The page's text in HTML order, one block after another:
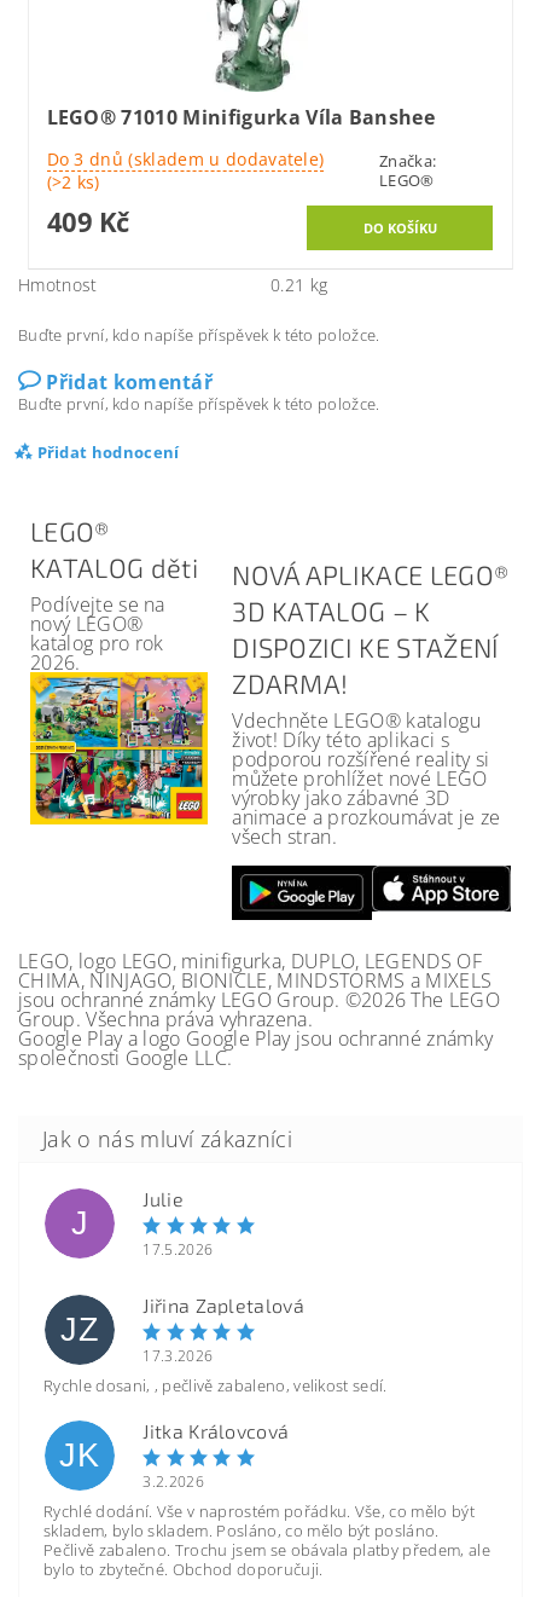
LEGO® 71010 Minifigurka Víla Banshee
Do 3 dnů (skladem u dodavatele)
(>2 ks)
Značka:
LEGO®
409 Kč
Hmotnost 0.21 kg
Buďte první, kdo napíše příspěvek k této položce.
Přidat komentář
Buďte první, kdo napíše příspěvek k této položce.
Přidat hodnocení
LEGO®
KATALOG děti
Podívejte se na
nový LEGO®
katalog pro rok
2026.
NOVÁ APLIKACE LEGO®
3D KATALOG – K
DISPOZICI KE STAŽENÍ
ZDARMA!
Vdechněte LEGO® katalogu
život! Díky této aplikaci s
podporou rozšířené reality si
můžete prohlížet nové LEGO
výrobky jako zábavné 3D
animace a prozkoumávat je ze
všech stran.
LEGO, logo LEGO, minifigurka, DUPLO, LEGENDS OF
CHIMA, NINJAGO, BIONICLE, MINDSTORMS a MIXELS
jsou ochranné známky LEGO Group. ©2026 The LEGO
Group. Všechna práva vyhrazena.
Google Play a logo Google Play jsou ochranné známky
společnosti Google LLC.
J
Julie
17.5.2026
JZ
Jiřina Zapletalová
17.3.2026
Rychle dosani, , pečlivě zabaleno, velikost sedí.
JK
Jitka Královcová
3.2.2026
Rychlé dodání. Vše v naprostém pořádku. Vše, co mělo být
skladem, bylo skladem. Posláno, co mělo být posláno.
Pečlivě zabaleno. Trochu jsem se obávala platby předem, ale
bylo to zbytečné. Obchod doporučuji.